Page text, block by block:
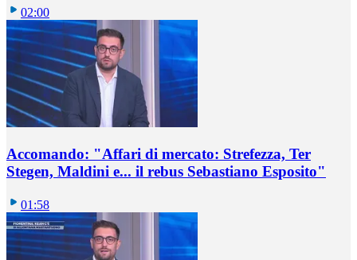
02:00
Accomando: "Affari di mercato: Strefezza, Ter
Stegen, Maldini e... il rebus Sebastiano Esposito"
01:58